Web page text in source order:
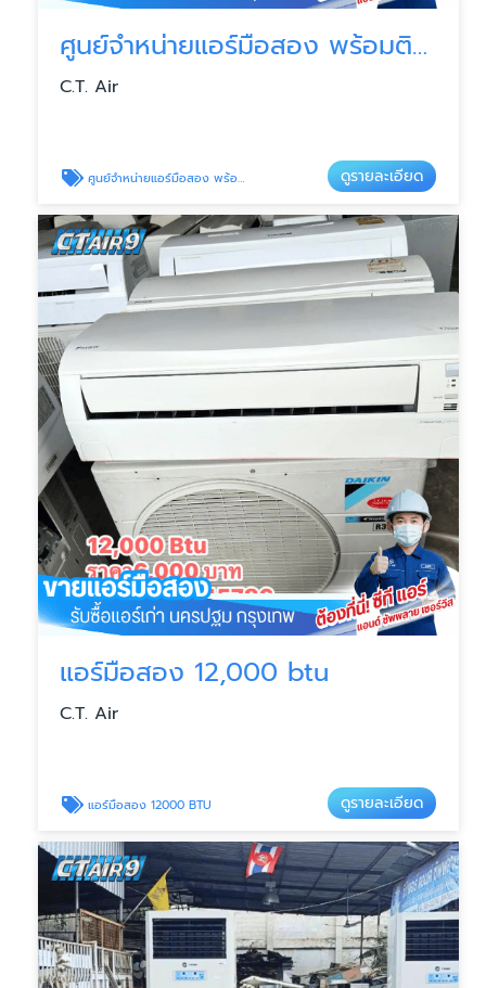
ศูนย์จำหน่ายแอร์มือสอง พร้อมติดตั้ง
C.T. Air
ศูนย์จำหน่ายแอร์มือสอง พร้อมติดตั้ง ดูรายละเอียด
แอร์มือสอง 12,000 btu
C.T. Air
แอร์มือสอง 12000 BTU ดูรายละเอียด